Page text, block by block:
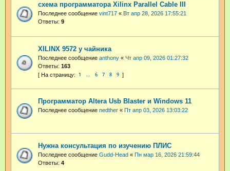
схема программатора Xilinx Parallel Cable III
Последнее сообщение vint717 « Вт апр 28, 2026 17:55:21
Ответы: 9
XILINX 9572 у чайника
Последнее сообщение anthony « Чт апр 09, 2026 01:27:32
Ответы: 163
1 … 6 7 8 9
Программатор Altera Usb Blaster и Windows 11
Последнее сообщение nedther « Пт апр 03, 2026 13:03:22
Нужна консультация по изучению ПЛИС
Последнее сообщение Gudd-Head « Пн мар 16, 2026 21:59:44
Ответы: 4